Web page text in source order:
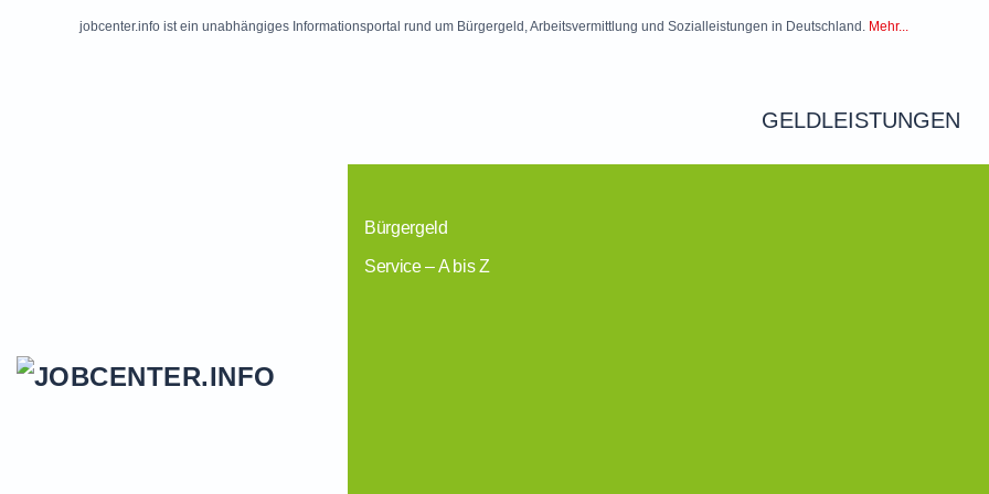
jobcenter.info ist ein unabhängiges Informationsportal rund um Bürgergeld, Arbeitsvermittlung und Sozialleistungen in Deutschland. Mehr...
GELDLEISTUNGEN
Bürgergeld
Service – A bis Z